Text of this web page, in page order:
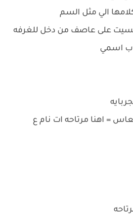
الي مثل السم
على عاصف من دخل للغرفه
ب اسمي
= اهنا مرتاحه ات نام ع